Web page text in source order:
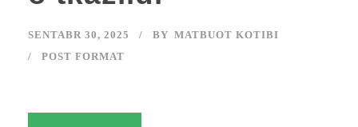
SENTABR 30, 2025 BY MATBUOT KOTIBI
POST FORMAT